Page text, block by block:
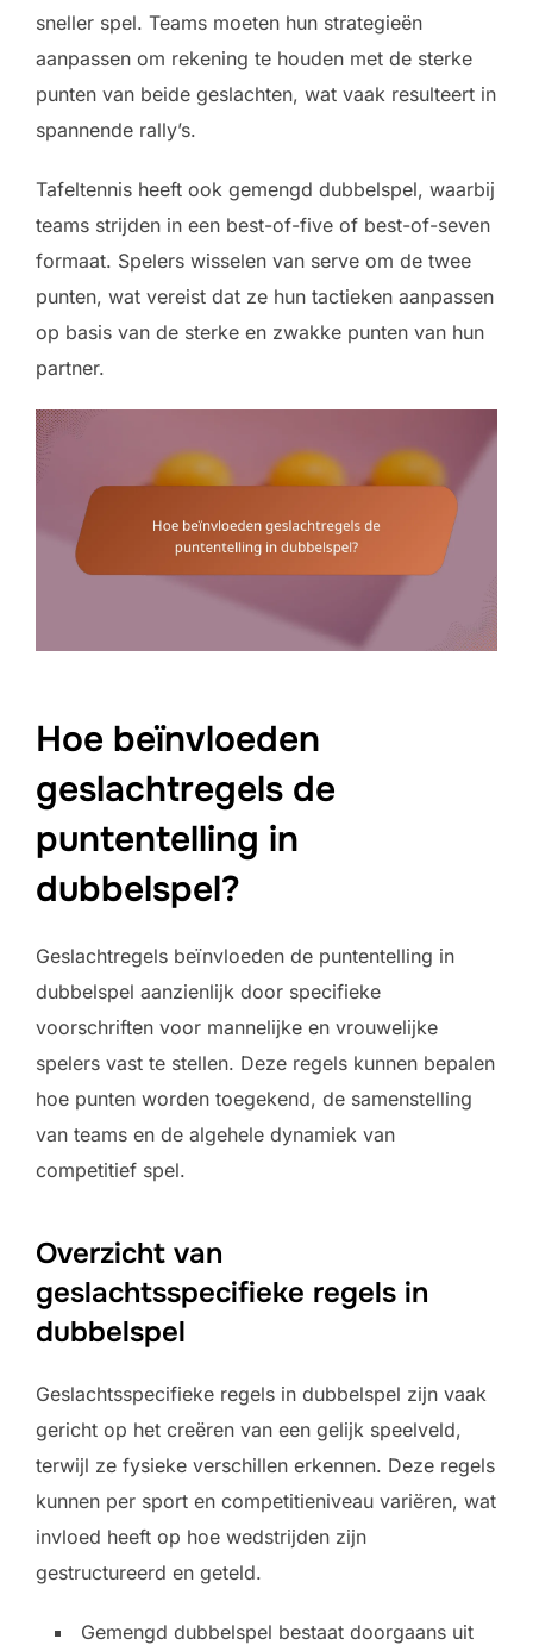
sneller spel. Teams moeten hun strategieën
aanpassen om rekening te houden met de sterke
punten van beide geslachten, wat vaak resulteert in
spannende rally’s.
Tafeltennis heeft ook gemengd dubbelspel, waarbij
teams strijden in een best-of-five of best-of-seven
formaat. Spelers wisselen van serve om de twee
punten, wat vereist dat ze hun tactieken aanpassen
op basis van de sterke en zwakke punten van hun
partner.
Hoe beïnvloeden
geslachtregels de
puntentelling in
dubbelspel?
Geslachtregels beïnvloeden de puntentelling in
dubbelspel aanzienlijk door specifieke
voorschriften voor mannelijke en vrouwelijke
spelers vast te stellen. Deze regels kunnen bepalen
hoe punten worden toegekend, de samenstelling
van teams en de algehele dynamiek van
competitief spel.
Overzicht van
geslachtsspecifieke regels in
dubbelspel
Geslachtsspecifieke regels in dubbelspel zijn vaak
gericht op het creëren van een gelijk speelveld,
terwijl ze fysieke verschillen erkennen. Deze regels
kunnen per sport en competitieniveau variëren, wat
invloed heeft op hoe wedstrijden zijn
gestructureerd en geteld.
Gemengd dubbelspel bestaat doorgaans uit